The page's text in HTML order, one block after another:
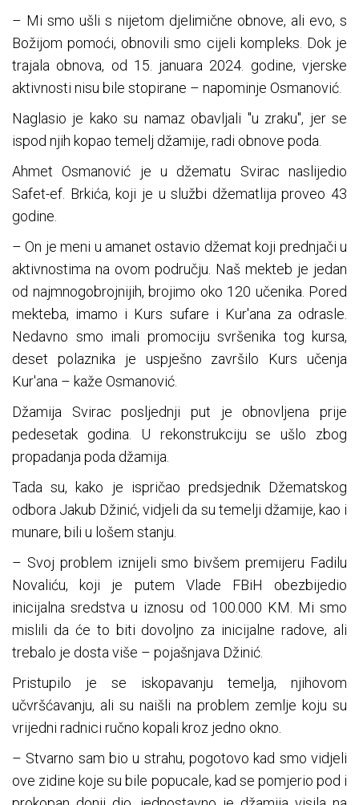
– Mi smo ušli s nijetom djelimične obnove, ali evo, s
Božijom pomoći, obnovili smo cijeli kompleks. Dok je
trajala obnova, od 15. januara 2024. godine, vjerske
aktivnosti nisu bile stopirane – napominje Osmanović.
Naglasio je kako su namaz obavljali "u zraku", jer se
ispod njih kopao temelj džamije, radi obnove poda.
Ahmet Osmanović je u džematu Svirac naslijedio
Safet-ef. Brkića, koji je u službi džematlija proveo 43
godine.
– On je meni u amanet ostavio džemat koji prednjači u
aktivnostima na ovom području. Naš mekteb je jedan
od najmnogobrojnijih, brojimo oko 120 učenika. Pored
mekteba, imamo i Kurs sufare i Kur'ana za odrasle.
Nedavno smo imali promociju svršenika tog kursa,
deset polaznika je uspješno završilo Kurs učenja
Kur'ana – kaže Osmanović.
Džamija Svirac posljednji put je obnovljena prije
pedesetak godina. U rekonstrukciju se ušlo zbog
propadanja poda džamija.
Tada su, kako je ispričao predsjednik Džematskog
odbora Jakub Džinić, vidjeli da su temelji džamije, kao i
munare, bili u lošem stanju.
– Svoj problem iznijeli smo bivšem premijeru Fadilu
Novaliću, koji je putem Vlade FBiH obezbijedio
inicijalna sredstva u iznosu od 100.000 KM. Mi smo
mislili da će to biti dovoljno za inicijalne radove, ali
trebalo je dosta više – pojašnjava Džinić.
Pristupilo je se iskopavanju temelja, njihovom
učvršćavanju, ali su naišli na problem zemlje koju su
vrijedni radnici ručno kopali kroz jedno okno.
– Stvarno sam bio u strahu, pogotovo kad smo vidjeli
ove zidine koje su bile popucale, kad se pomjerio pod i